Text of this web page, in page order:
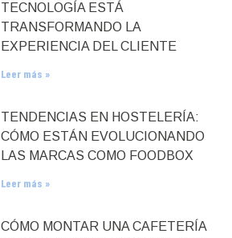
TECNOLOGÍA ESTÁ
TRANSFORMANDO LA
EXPERIENCIA DEL CLIENTE
Leer más »
TENDENCIAS EN HOSTELERÍA:
CÓMO ESTÁN EVOLUCIONANDO
LAS MARCAS COMO FOODBOX
Leer más »
CÓMO MONTAR UNA CAFETERÍA